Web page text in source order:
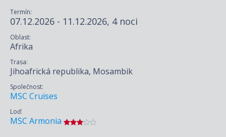
Termín:
07.12.2026 - 11.12.2026, 4 noci
Oblast:
Afrika
Trasa:
Jihoafrická republika, Mosambik
Společnost:
MSC Cruises
Loď:
MSC Armonia